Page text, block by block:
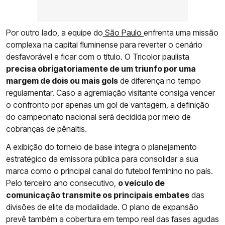
Por outro lado, a equipe do São Paulo enfrenta uma missão
complexa na capital fluminense para reverter o cenário
desfavorável e ficar com o título. O Tricolor paulista
precisa obrigatoriamente de um triunfo por uma
margem de dois ou mais gols de diferença no tempo
regulamentar. Caso a agremiação visitante consiga vencer
o confronto por apenas um gol de vantagem, a definição
do campeonato nacional será decidida por meio de
cobranças de pênaltis.
A exibição do torneio de base integra o planejamento
estratégico da emissora pública para consolidar a sua
marca como o principal canal do futebol feminino no país.
Pelo terceiro ano consecutivo, o veículo de
comunicação transmite os principais embates das
divisões de elite da modalidade. O plano de expansão
prevê também a cobertura em tempo real das fases agudas